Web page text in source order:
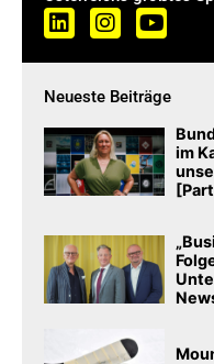
Neueste Beiträge
im